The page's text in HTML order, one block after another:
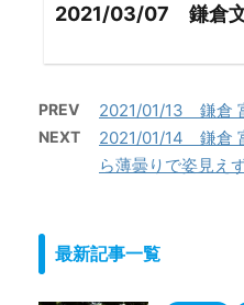
2021/03/07 鎌倉
PREV 2021/01/13 鎌倉
NEXT
2021/01/14 鎌倉
ら薄曇りで姿見え
最新記事一覧